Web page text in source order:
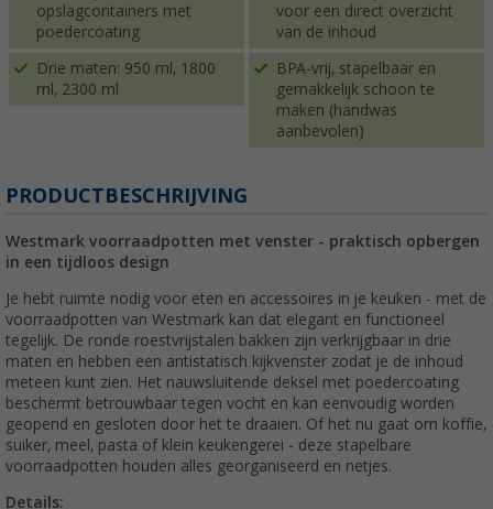
opslagcontainers met
poedercoating
voor een direct overzicht
van de inhoud
Drie maten: 950 ml, 1800
ml, 2300 ml
BPA-vrij, stapelbaar en
gemakkelijk schoon te
maken (handwas
aanbevolen)
PRODUCTBESCHRIJVING
Westmark voorraadpotten met venster - praktisch opbergen
in een tijdloos design
Je hebt ruimte nodig voor eten en accessoires in je keuken - met de
voorraadpotten van Westmark kan dat elegant en functioneel
tegelijk. De ronde roestvrijstalen bakken zijn verkrijgbaar in drie
maten en hebben een antistatisch kijkvenster zodat je de inhoud
meteen kunt zien. Het nauwsluitende deksel met poedercoating
beschermt betrouwbaar tegen vocht en kan eenvoudig worden
geopend en gesloten door het te draaien. Of het nu gaat om koffie,
suiker, meel, pasta of klein keukengerei - deze stapelbare
voorraadpotten houden alles georganiseerd en netjes.
Details: